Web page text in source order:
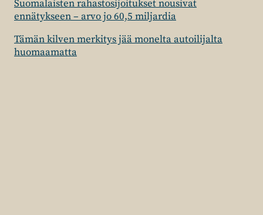
Suomalaisten rahastosijoitukset nousivat
ennätykseen – arvo jo 60,5 miljardia
Tämän kilven merkitys jää monelta autoilijalta
huomaamatta